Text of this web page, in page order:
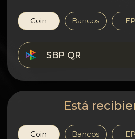
Contactos
Wiki
FAQ
Reputación
Mapa del sitio
Coin Bancos
SBP QR
Está
Coin Bancos